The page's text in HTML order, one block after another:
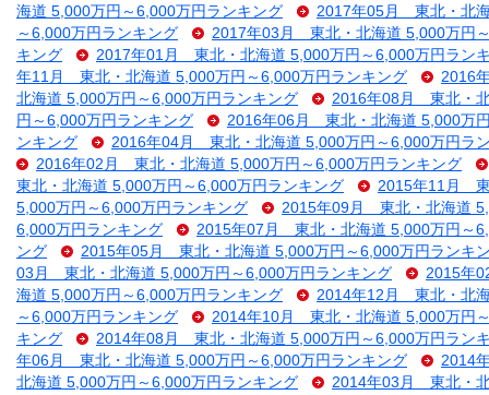
海道 5,000万円～6,000万円ランキング
2017年05月 東北・北
～6,000万円ランキング
2017年03月 東北・北海道 5,000万円
キング
2017年01月 東北・北海道 5,000万円～6,000万円ラン
年11月 東北・北海道 5,000万円～6,000万円ランキング
2016
北海道 5,000万円～6,000万円ランキング
2016年08月 東北・
円～6,000万円ランキング
2016年06月 東北・北海道 5,000万
ンキング
2016年04月 東北・北海道 5,000万円～6,000万円ラ
2016年02月 東北・北海道 5,000万円～6,000万円ランキング
東北・北海道 5,000万円～6,000万円ランキング
2015年11月 東
5,000万円～6,000万円ランキング
2015年09月 東北・北海道
6,000万円ランキング
2015年07月 東北・北海道 5,000万円～
ング
2015年05月 東北・北海道 5,000万円～6,000万円ランキ
03月 東北・北海道 5,000万円～6,000万円ランキング
2015年
海道 5,000万円～6,000万円ランキング
2014年12月 東北・北
～6,000万円ランキング
2014年10月 東北・北海道 5,000万円
キング
2014年08月 東北・北海道 5,000万円～6,000万円ラン
年06月 東北・北海道 5,000万円～6,000万円ランキング
2014
北海道 5,000万円～6,000万円ランキング
2014年03月 東北・